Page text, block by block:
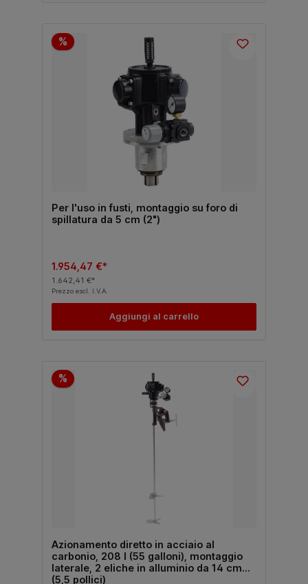
%
Per l'uso in fusti, montaggio su foro di
spillatura da 5 cm (2")
1.954,47 €*
1.642,41 €*
Prezzo escl. I.V.A.
Aggiungi al carrello
%
Azionamento diretto in acciaio al
carbonio, 208 l (55 galloni), montaggio
laterale, 2 eliche in alluminio da 14 cm
(5,5 pollici)